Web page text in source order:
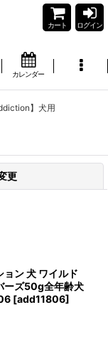
カート ログイン
カレンダー
】犬用
更
ン 犬 ワイルド
ーズ50g全年齢犬
[add11806]